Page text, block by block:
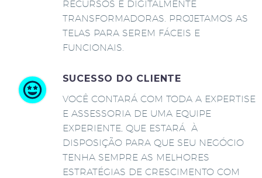
RECURSOS E DIGITALMENTE
TRANSFORMADORAS. PROJETAMOS AS
TELAS PARA SEREM FÁCEIS E
FUNCIONAIS.
SUCESSO DO CLIENTE
VOCÊ CONTARÁ COM TODA A EXPERTISE
E ASSESSORIA DE UMA EQUIPE
EXPERIENTE, QUE ESTARÁ À
DISPOSIÇÃO PARA QUE SEU NEGÓCIO
TENHA SEMPRE AS MELHORES
ESTRATÉGIAS DE CRESCIMENTO COM